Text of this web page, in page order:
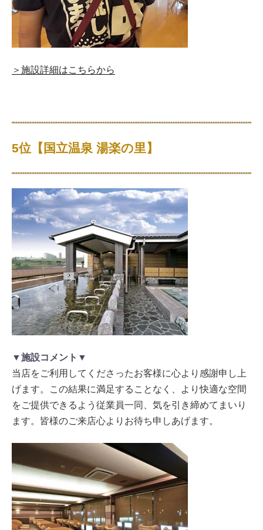
＞施設詳細はこちらから
5位【国立温泉 湯楽の里】
▼施設コメント▼
当店をご利用してくださったお客様に心より感謝申し上
げます。この結果に満足することなく、より快適な空間
をご提供できるよう従業員一同、気を引き締めてまいり
ます。皆様のご来店心よりお待ち申しあげます。